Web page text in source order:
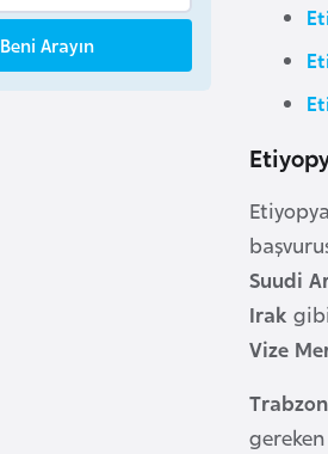
Suudi
Irak
Vize
Trabzon
Beni Arayın